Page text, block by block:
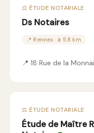
⚖️ ÉTUDE NOTARIALE
Ds Notaires
📍 Rennes · à 5.8 km
📍 18 Rue de la
⚖️ ÉTUDE NOTARIALE
Étude de Maître